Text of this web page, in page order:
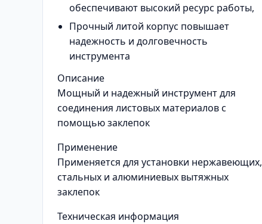
обеспечивают высокий ресурс работы,
Прочный литой корпус повышает
надежность и долговечность
инструмента
Описание
Мощный и надежный инструмент для
соединения листовых материалов с
помощью заклепок
Применение
Применяется для установки нержавеющих,
стальных и алюминиевых вытяжных
заклепок
Техническая информация